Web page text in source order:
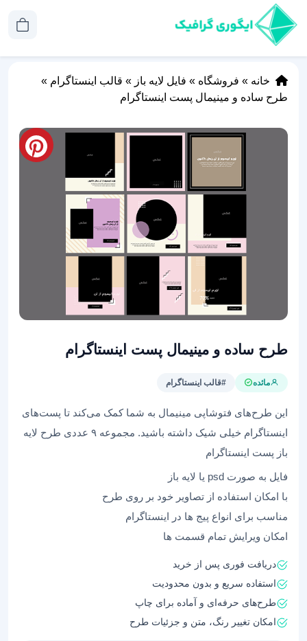
خانه » فروشگاه » فایل لایه باز » قالب اینستاگرام »
طرح‌ ساده و مینیمال پست اینستاگرام
طرح‌ ساده و مینیمال پست اینستاگرام
مائده #قالب اینستاگرام
این طرح‌های فتوشاپی مینیمال به شما کمک می‌کند تا پست‌های
اینستاگرام خیلی شیک داشته باشید. مجموعه ۹ عددی طرح لایه
باز پست اینستاگرام
فایل به صورت psd یا لایه باز
با امکان استفاده از تصاویر خود بر روی طرح
مناسب برای انواع پیج ها در اینستاگرام
امکان ویرایش تمام قسمت ها
دریافت فوری پس از خرید
استفاده سریع و بدون محدودیت
طرح‌های حرفه‌ای و آماده برای چاپ
امکان تغییر رنگ، متن و جزئیات طرح